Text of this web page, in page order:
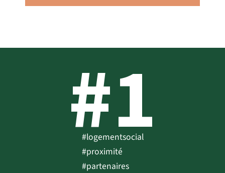
#1
#logementsocial
#proximité
#partenaires